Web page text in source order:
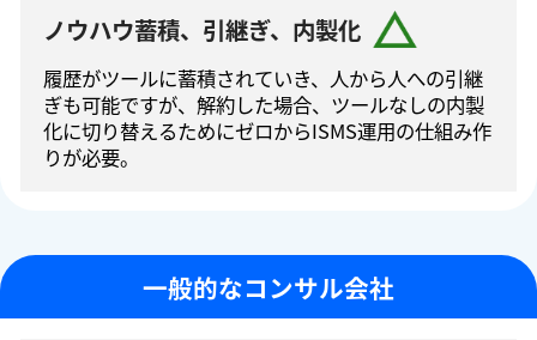
ノウハウ蓄積、引継ぎ、内製化
履歴がツールに蓄積されていき、人から人への引継
ぎも可能ですが、解約した場合、ツールなしの内製
化に切り替えるためにゼロからISMS運⽤の仕組み作
りが必要。
一般的なコンサル会社